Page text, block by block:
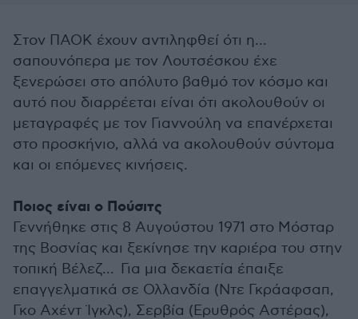
Στον ΠΑΟΚ έχουν αντιληφθεί ότι η...
σαπουνόπερα με τον Λουτσέσκου έχε
ξενερώσει στο απόλυτο βαθμό τον κόσμο και
αυτό που διαρρέεται είναι ότι ακολουθούν οι
μεταγραφές με τον Γιαννούλη να επανέρχεται
στο προσκήνιο, αλλά να ακολουθούν σύντομα
και οι επόμενες κινήσεις.
Ποιος είναι ο Πούσιτς
Γεννήθηκε στις 8 Αυγούστου 1971 στο Μόσταρ
της Βοσνίας και ξεκίνησε την καριέρα του στην
τοπική Βέλεζ... Για μια δεκαετία έπαιξε
επαγγελματικά σε Ολλανδία (Ντε Γκράαφσαπ,
Γκο Αχέντ Ίγκλς), Σερβία (Ερυθρός Αστέρας),